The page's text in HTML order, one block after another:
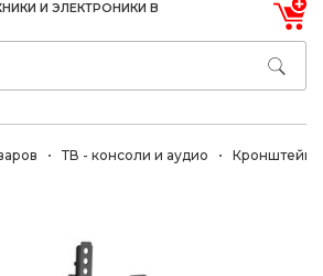
И ЭЛЕКТРОНИКИ В
ТВ - консоли и аудио Кронштейны